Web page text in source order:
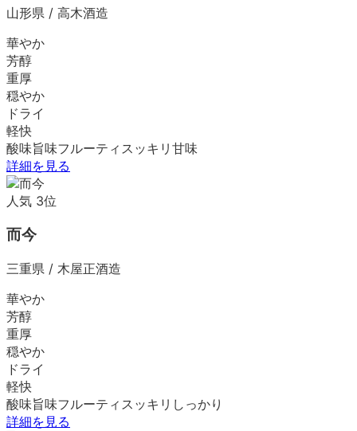
山形県 / 高木酒造
華やか
芳醇
重厚
穏やか
ドライ
軽快
酸味旨味フルーティ スッキリ 甘味
詳細を見る
人気 3位
而今
三重県 / 木屋正酒造
華やか
芳醇
重厚
穏やか
ドライ
軽快
酸味旨味フルーティ スッキリ しっかり
詳細を見る